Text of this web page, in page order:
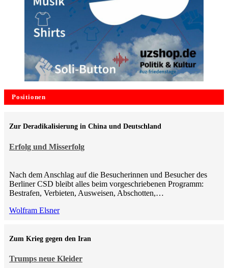
Positionen
Erfolg und Misserfolg
Zur Deradikalisierung in China und Deutschland
Nach dem Anschlag auf die Besucherinnen und Besucher des
Berliner CSD bleibt alles beim vorgeschriebenen Programm:
Bestrafen, Verbieten, Ausweisen, Abschotten,…
Wolfram Elsner
Trumps neue Kleider
Zum Krieg gegen den Iran